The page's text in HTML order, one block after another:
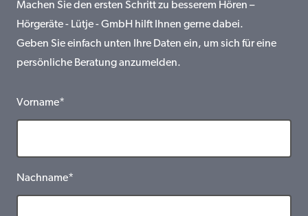
Machen Sie den ersten Schritt zu besserem Hören –
Hörgeräte - Lütje - GmbH hilft Ihnen gerne dabei.
Geben Sie einfach unten Ihre Daten ein, um sich für eine
persönliche Beratung anzumelden.
Vorname*
Nachname*